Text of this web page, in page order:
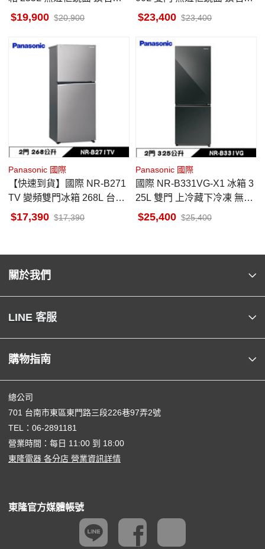
上冷藏下冷凍
19,900 20,900
上冷藏下冷凍
23,400 23,400
Panasonic 國際
【快速到貨】國際 NR-B271
TV 變頻雙門冰箱 268L 台南
地區當天中午前下單隔天出
17,390 17,390
Panasonic 國際
國際 NR-B331VG-X1 冰箱 3
25L 雙門 上冷藏下冷凍 無邊
框玻璃鏡面 鑽石黑
25,400 25,400
關於我們
LINE 客服
購物指南
總公司
701 台南市東區東門路三段226巷97弄2號
TEL： 06-2891181
營業時間：每日 11:00 到 18:00
東隆電器 各分店 營業資訊詳情
東隆官方媒體帳號